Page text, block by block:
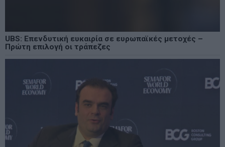
UBS: Επενδυτική ευκαιρία σε ευρωπαϊκές μετοχές –
Πρώτη επιλογή οι τράπεζες